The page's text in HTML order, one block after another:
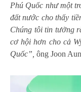
Phú Quốc như một
đất nước cho thấy
Chúng tôi tin tưởng
cơ hội hơn cho cả
Quốc”, ông Joon